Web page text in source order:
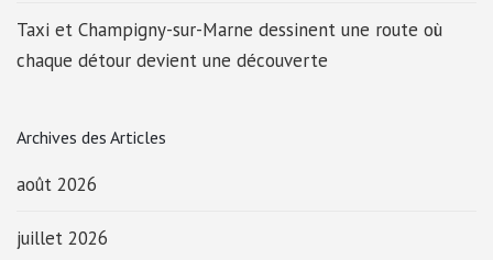
Taxi et Champigny-sur-Marne dessinent une route où
chaque détour devient une découverte
Archives des Articles
août 2026
juillet 2026